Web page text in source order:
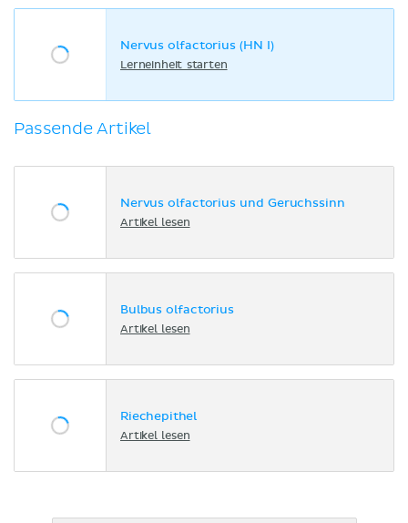
Nervus olfactorius (HN I)
Lerneinheit starten
Passende Artikel
Nervus olfactorius und Geruchssinn
Artikel lesen
Bulbus olfactorius
Artikel lesen
Riechepithel
Artikel lesen